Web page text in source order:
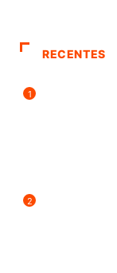
RECENTES
1
2